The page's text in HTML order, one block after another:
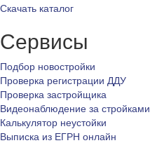
Скачать каталог
Сервисы
Подбор новостройки
Проверка регистрации ДДУ
Проверка застройщика
Видеонаблюдение за стройками
Калькулятор неустойки
Выписка из ЕГРН онлайн